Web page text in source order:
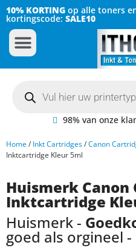
10% KORTING op alle toners
kortingscode: SALE10
98% van onze
Home/ Inkt Cartridges/Canon
Inktcartridge Kleur 5ml
Huismerk Canon
Inktcartridge
Huismerk -
goed als orgineel -